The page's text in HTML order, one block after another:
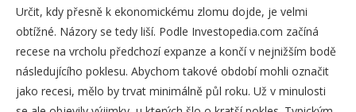
Určit, kdy přesně k ekonomickému zlomu dojde, je velmi
obtížné. Názory se tedy liší. Podle Investopedia.com začíná
recese na vrcholu předchozí expanze a končí v nejnižším bodě
následujícího poklesu. Abychom takové období mohli označit
jako recesi, mělo by trvat minimálně půl roku. Už v minulosti